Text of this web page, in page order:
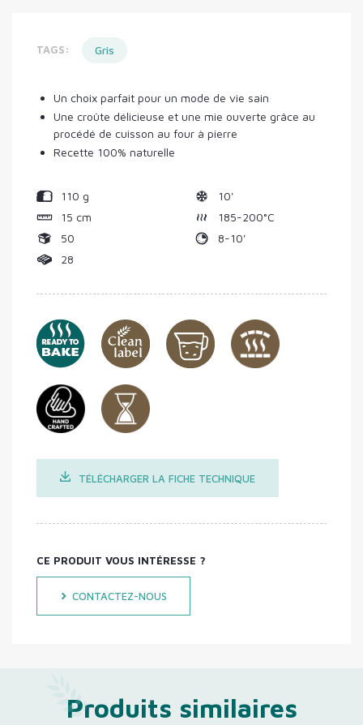
TAGS: Gris
Un choix parfait pour un mode de vie sain
Une croûte délicieuse et une mie ouverte grâce au
procédé de cuisson au four à pierre
Recette 100% naturelle
110 g
15 cm
50
28
10'
185-200°C
8-10'
TÉLÉCHARGER LA FICHE TECHNIQUE
CE PRODUIT VOUS INTÉRESSE ?
CONTACTEZ-NOUS
Produits similaires